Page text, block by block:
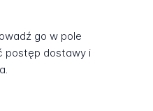
go w pole
postęp dostawy i